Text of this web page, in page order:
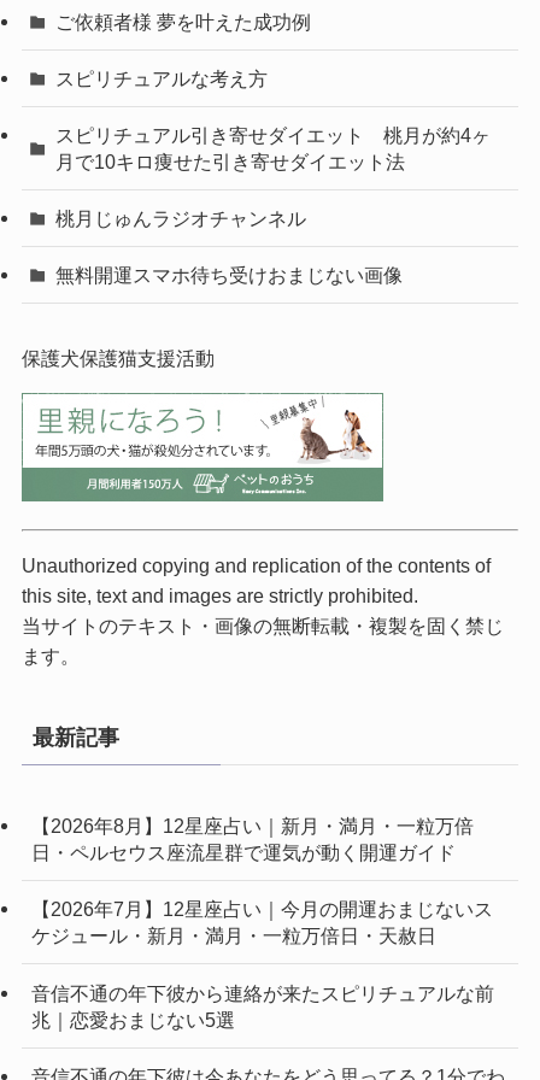
ご依頼者様 夢を叶えた成功例
スピリチュアルな考え方
スピリチュアル引き寄せダイエット 桃月が約4ヶ
月で10キロ痩せた引き寄せダイエット法
桃月じゅんラジオチャンネル
無料開運スマホ待ち受けおまじない画像
保護犬保護猫支援活動
Unauthorized copying and replication of the contents of
this site, text and images are strictly prohibited.
当サイトのテキスト・画像の無断転載・複製を固く禁じ
ます。
最新記事
【2026年8月】12星座占い｜新月・満月・一粒万倍
日・ペルセウス座流星群で運気が動く開運ガイド
【2026年7月】12星座占い｜今月の開運おまじないス
ケジュール・新月・満月・一粒万倍日・天赦日
音信不通の年下彼から連絡が来たスピリチュアルな前
兆｜恋愛おまじない5選